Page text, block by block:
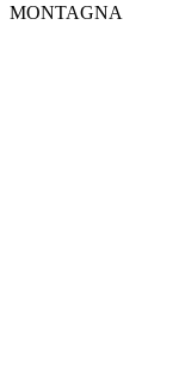
MONTAGNA